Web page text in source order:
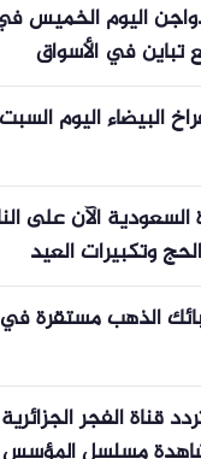
اليوم الخميس
في الأسواق
وتكبيرات العيد
الذهب مستقرة